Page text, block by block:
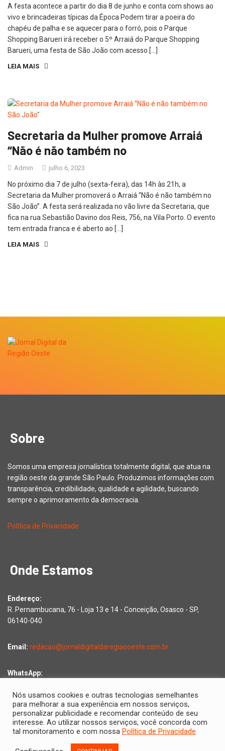
A festa acontece a partir do dia 8 de junho e conta com shows ao
vivo e brincadeiras típicas da Época Podem tirar a poeira do
chapéu de palha e se aquecer para o forró, pois o Parque
Shopping Barueri irá receber o 5º Arraiá do Parque Shopping
Barueri, uma festa de São João com acesso […]
LEIA MAIS
Secretaria da Mulher promove Arraiá
“Não é não também no
Admin julho 6, 2023
No próximo dia 7 de julho (sexta-feira), das 14h às 21h, a
Secretaria da Mulher promoverá o Arraiá “Não é não também no
São João”. A festa será realizada no vão livre da Secretaria, que
fica na rua Sebastião Davino dos Reis, 756, na Vila Porto. O evento
tem entrada franca e é aberto ao […]
LEIA MAIS
Sobre
Somos uma empresa jornalística totalmente digital, que atua na
região oeste da grande São Paulo. Produzimos informações com
transparência, credibilidade, qualidade e agilidade, buscando
sempre o aprimoramento da democracia.
Política de Privacidade
Onde Estamos
Endereço:
R. Pernambucana, 76 - Loja 13 e 14 - Conceição, Osasco - SP,
06140-040
Email: redacao@jornaldigitaldaregiaooeste.com.br
WhatsApp:
Copyright © 2026 Jornal Digital da Região Oeste | Desenvolvido
Nós usamos cookies e outras tecnologias semelhantes
para melhorar a sua experiência em nossos serviços,
personalizar publicidade e recomendar conteúdo de seu
interesse. Ao utilizar nossos serviços, você concorda com
tal monitoramento e com nossa Política de Privacidade